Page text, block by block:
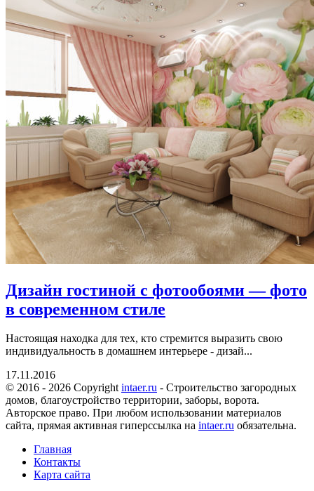
Дизайн гостиной с фотообоями — фото
в современном стиле
Настоящая находка для тех, кто стремится выразить свою
индивидуальность в домашнем интерьере - дизай...
17.11.2016
© 2016 - 2026 Copyrightintaer.ru - Cтроительство загородных
домов, благоустройство территории, заборы, ворота.
Авторское право. При любом использовании материалов
сайта, прямая активная гиперссылка на intaer.ru обязательна.
Главная
Контакты
Карта сайта